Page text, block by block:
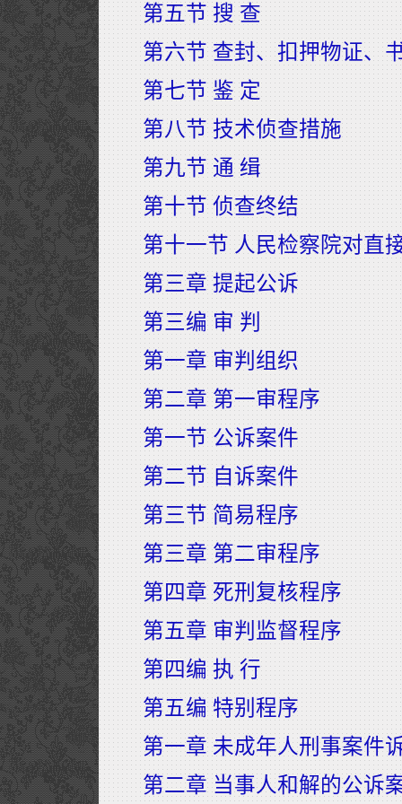
第五节 搜 查
第六节 查封、扣押物证、
第七节 鉴 定
第八节 技术侦查措施
第九节 通 缉
第十节 侦查终结
第十一节 人民检察院对直
第三章 提起公诉
第三编 审 判
第一章 审判组织
第二章 第一审程序
第一节 公诉案件
第二节 自诉案件
第三节 简易程序
第三章 第二审程序
第四章 死刑复核程序
第五章 审判监督程序
第四编 执 行
第五编 特别程序
第一章 未成年人刑事案件
第二章 当事人和解的公诉